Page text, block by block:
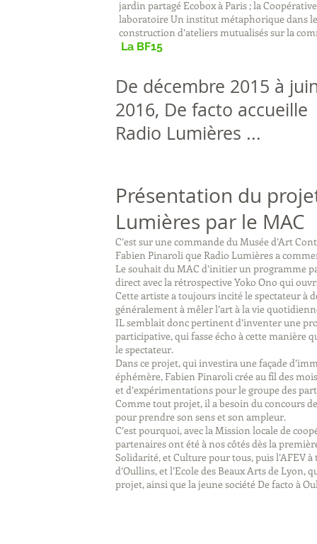
jardin partagé Ecobox à Paris ; la
laboratoire Un institut métaphorique dans
construction d’ateliers mutualisés sur la
La BF15
De décembre 2015 à
2016, De facto accueille
Radio Lumières ...
Présentation du
Lumières par le MAC
C’est sur une commande du Musée d’Art
Fabien Pinaroli que Radio Lumières a
Le souhait du MAC d’initier un programme
direct avec la rétrospective Yoko Ono qui
Cette artiste a toujours incité le spectateur à
généralement à mêler l’art à la vie
IL semblait donc pertinent d’inventer une
participative, qui fasse écho à cette manière
le spectateur.
Dans ce projet, qui investira une façade
éphémère, Fabien Pinaroli crée au fil des
et d’expérimentations pour le groupe des
Comme tout projet, il a besoin du concours
pour prendre son sens et son ampleur.
C’est pourquoi, avec la Mission locale de
partenaires ont été à nos côtés dès la
Solidarité, et Culture pour tous, puis l’AFEV à
d’Oullins, et l’Ecole des Beaux Arts de Lyon,
projet, ainsi que la jeune société De facto à